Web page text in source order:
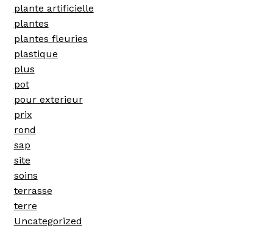
plante artificielle
plantes
plantes fleuries
plastique
plus
pot
pour exterieur
prix
rond
sap
site
soins
terrasse
terre
Uncategorized